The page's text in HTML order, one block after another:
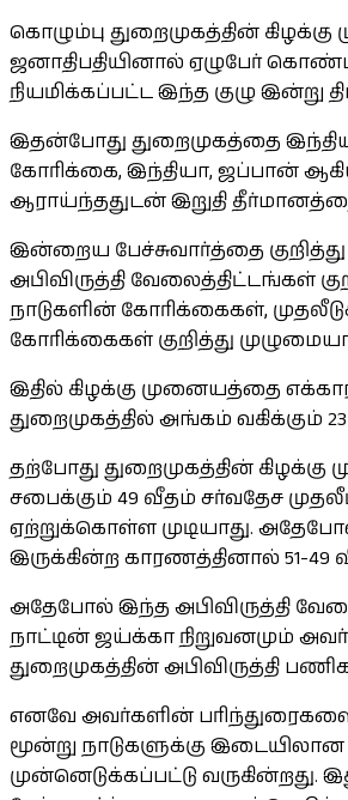
கொழும்பு துறைமுகத்தின்
ஜனாதிபதியினால் ஏழுபேர்
நியமிக்கப்பட்ட இந்த குழு இன்று
இதன்போது துறைமுகத்தை
கோரிக்கை, இந்தியா, ஜப்பான்
ஆராய்ந்ததுடன் இறுதி
இன்றைய பேச்சுவார்த்தை
அபிவிருத்தி வேலைத்திட்டங்கள்
நாடுகளின் கோரிக்கைகள்,
கோரிக்கைகள் குறித்து
இதில் கிழக்கு முனையத்தை
துறைமுகத்தில் அங்கம்
தற்போது துறைமுகத்தின்
சபைக்கும் 49 வீதம் சர்வதேச
ஏற்றுக்கொள்ள முடியாது.
இருக்கின்ற காரணத்தினால் 51-49
அதேபோல் இந்த அபிவிருத்தி
நாட்டின் ஜய்க்கா நிறுவனமும்
துறைமுகத்தின் அபிவிருத்தி
எனவே அவர்களின்
மூன்று நாடுகளுக்கு
முன்னெடுக்கப்பட்டு